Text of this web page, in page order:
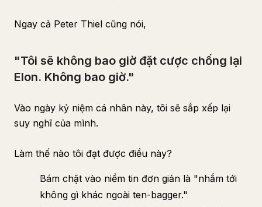
Ngay cả Peter Thiel cũng nói,
"Tôi sẽ không bao giờ đặt cược chống lại
Elon. Không bao giờ."
Vào ngày kỷ niệm cá nhân này, tôi sẽ sắp xếp lại
suy nghĩ của mình.
Làm thế nào tôi đạt được điều này?
Bám chặt vào niềm tin đơn giản là "nhắm tới
không gì khác ngoài ten-bagger."